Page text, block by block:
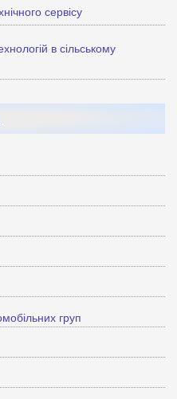
сервісу
в сільському
груп